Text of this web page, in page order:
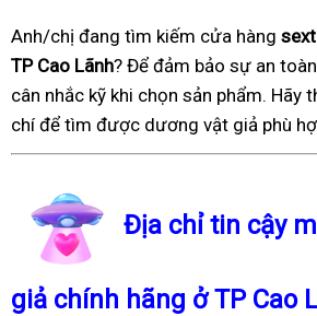
Anh/chị đang tìm kiếm cửa hàng
TP Cao Lãnh? Để đảm bảo sự an
cân nhắc kỹ khi chọn sản phẩm. Hãy
chí để tìm được dương vật giả phù
Địa chỉ tin cậy
giả chính hãng ở TP Cao